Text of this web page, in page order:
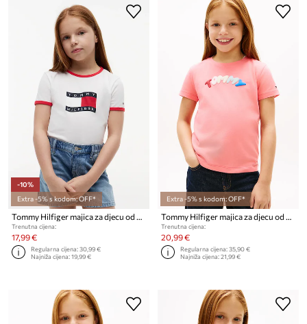
-10%
Extra -5% s kodom: OFF*
Trenutna cijena:
17,99 €
Regularna cijena:30,99 €
Najniža cijena:19,99 €
Extra -5% s kodom: OFF*
Trenutna cijena:
20,99 €
Regularna cijena:35,90 €
Najniža cijena:21,99 €